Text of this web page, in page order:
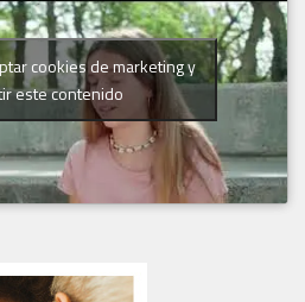
cookies de marketing y
este contenido